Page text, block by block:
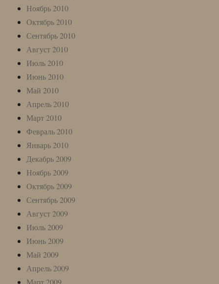
Ноябрь 2010
Октябрь 2010
Сентябрь 2010
Август 2010
Июль 2010
Июнь 2010
Май 2010
Апрель 2010
Март 2010
Февраль 2010
Январь 2010
Декабрь 2009
Ноябрь 2009
Октябрь 2009
Сентябрь 2009
Август 2009
Июль 2009
Июнь 2009
Май 2009
Апрель 2009
Март 2009